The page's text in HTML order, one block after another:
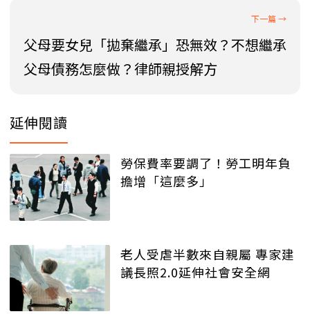
父母要女兒「拋棄繼承」恐無效？不想繼承
父母債務怎麼做？律師親授解方
延伸閱讀
勞保費率要調了！勞工明年負
擔增「這麼多」
老人受虐半數來自親屬 專家建
議長照2.0延伸社會安全網